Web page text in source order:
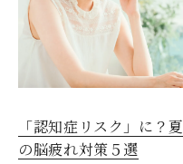
「認知症リスク」に？夏
の脳疲れ対策５選